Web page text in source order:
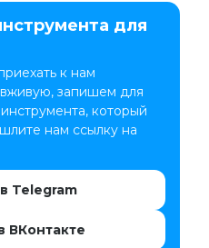
для
к нам
запишем для
который
нам ссылку на
Telegram
ВКонтакте